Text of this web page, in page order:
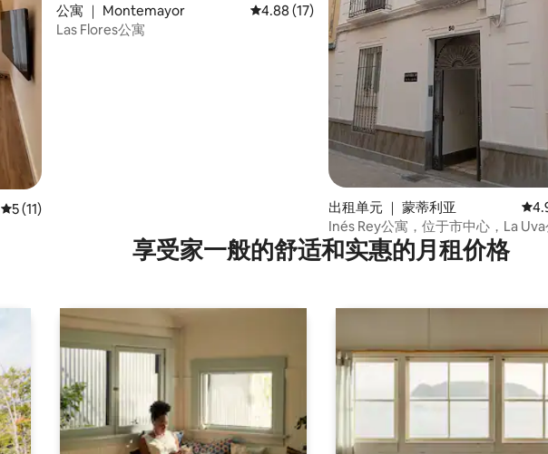
平均评分 5 分（满分 5 分），共 11 条评价
5 (11)
公寓 ｜ Montemayor 平均评分 4.88 分（满分 5 分），共 17 条评价
4.88 (17)
Las Flores公寓
出租单元 ｜ 蒙蒂利亚 平
Inés Rey公寓，位于市中心，La
享受家一般的舒适和实惠的月租价格